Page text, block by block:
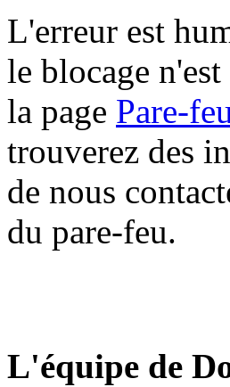
L'erreur est
le blocage
la page Pare-
trouverez des
de nous
du pare-feu.
L'équipe de